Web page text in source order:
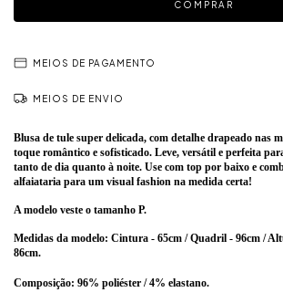
MEIOS DE PAGAMENTO
MEIOS DE ENVIO
Blusa de tule super delicada, com detalhe drapeado nas
toque romântico e sofisticado. Leve, versátil e perfeita
tanto de dia quanto à noite. Use com top por baixo e
alfaiataria para um visual fashion na medida certa!
A modelo veste o tamanho P.
Medidas da modelo: Cintura - 65cm / Quadril - 96cm /
86cm.
Composição: 96% poliéster / 4% elastano.